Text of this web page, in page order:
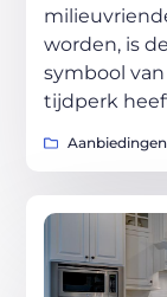
worden, is
symbool
tijdperk
Aanbiedingen